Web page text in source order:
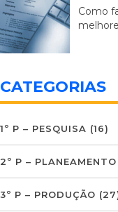
Como
CATEGORIAS
1º P – PESQUISA (16)
2º P – PLANEAMENTO
3º P – PRODUÇÃO